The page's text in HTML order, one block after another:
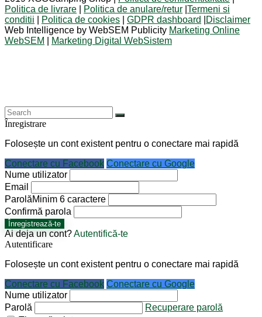
Politica de livrare
Politica de anulare/retur Termeni si
conditii
Politica de cookies GDPR dashboard
Disclaimer
Web Intelligence by WebSEM Publicity Marketing Online
WebSEM
Marketing Digital WebSistem
Înregistrare
Folosește un cont existent pentru o conectare mai rapidă
Conectare cu Facebook Conectare cu Google
Nume utilizator
Email
ParolăMinim 6 caractere
Confirmă parola
Înregistrează-te
Ai deja un cont?Autentifică-te
Autentificare
Folosește un cont existent pentru o conectare mai rapidă
Conectare cu Facebook Conectare cu Google
Nume utilizator
Parolă
Recuperare parolă